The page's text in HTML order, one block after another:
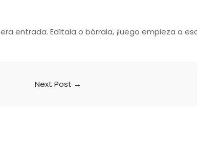
entrada. Edítala o bórrala, ¡luego empieza a
Next Post →